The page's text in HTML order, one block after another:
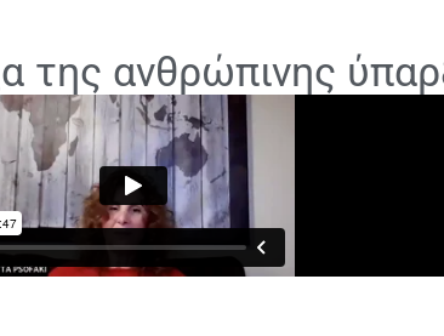
της ανθρώπινης